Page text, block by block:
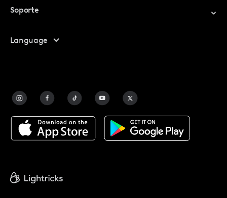
Programa De Afiliados
Facetune Alternatives
Acerca De Facetune
Facetune Reviews
Soporte
Language